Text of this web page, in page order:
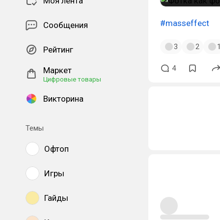
Сообщения
Рейтинг
Маркет
Цифровые товары
Викторина
Темы
Офтоп
Игры
Гайды
#masseffect
3 2
4